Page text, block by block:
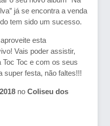
já se encontra a venda
tem sido um sucesso.
esta
Vais poder assistir,
Toc e com os seus
super festa, não faltes!!!
no Coliseu dos